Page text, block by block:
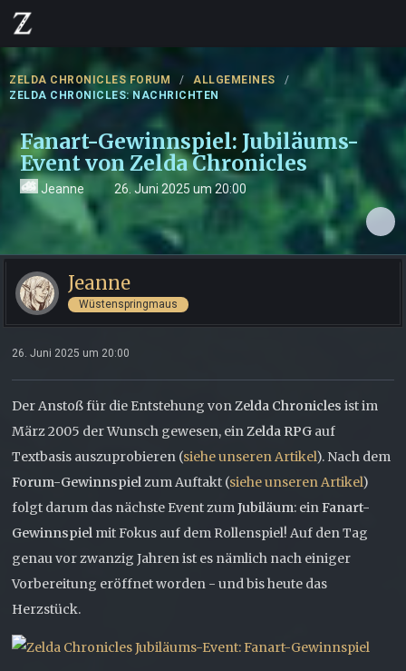
ZELDA CHRONICLES FORUM
ALLGEMEINES
ZELDA CHRONICLES: NACHRICHTEN
Fanart-Gewinnspiel: Jubiläums-
Event von Zelda Chronicles
Jeanne 26. Juni 2025 um 20:00
Jeanne
Wüstenspringmaus
26. Juni 2025 um 20:00
Der Anstoß für die Entstehung vonZelda Chronicles ist im
März 2005 der Wunsch gewesen, einZelda RPG auf
Textbasis auszuprobieren (siehe unseren Artikel). Nach dem
Forum-Gewinnspielzum Auftakt (siehe unseren Artikel)
folgt darum das nächste Event zumJubiläum: einFanart-
Gewinnspiel mit Fokus auf dem Rollenspiel! Auf den Tag
genau vor zwanzig Jahren ist es nämlich nach einiger
Vorbereitung eröffnet worden - und bis heute das
Herzstück.